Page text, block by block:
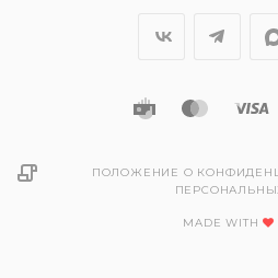
ПОЛОЖЕНИЕ О
MADE WITH